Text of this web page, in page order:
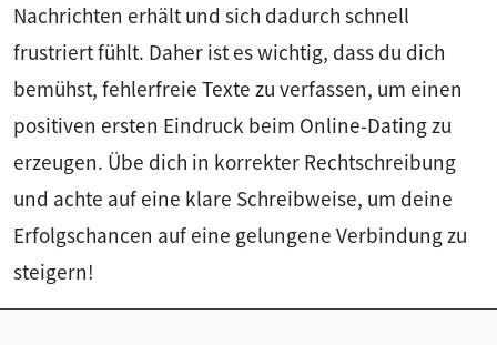
Nachrichten erhält und sich dadurch schnell
frustriert fühlt. Daher ist es wichtig, dass du dich
bemühst, fehlerfreie Texte zu verfassen, um einen
positiven ersten Eindruck beim Online-Dating zu
erzeugen. Übe dich in korrekter Rechtschreibung
und achte auf eine klare Schreibweise, um deine
Erfolgschancen auf eine gelungene Verbindung zu
steigern!